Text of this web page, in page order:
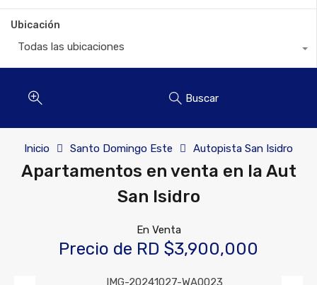
Ubicación
Todas las ubicaciones
Buscar
Inicio Santo Domingo Este Autopista San Isidro
Apartamentos en venta en la Aut
San Isidro
En Venta
Precio de RD $3,900,000